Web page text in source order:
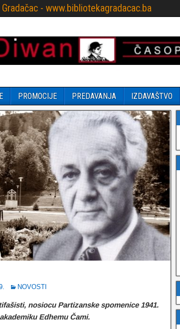
- www.bibliotekagradacac.ba
PROMOCIJE PREDAVANJA IZDAVAŠTVO
NOVOSTI
nosiocu Partizanske spomenice 1941.
Edhemu Čami.